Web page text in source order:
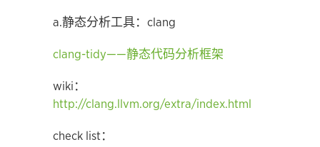
a.静态分析工具：clang
clang-tidy——静态代码分析框架
wiki：
http://clang.llvm.org/extra/index.html
check list：